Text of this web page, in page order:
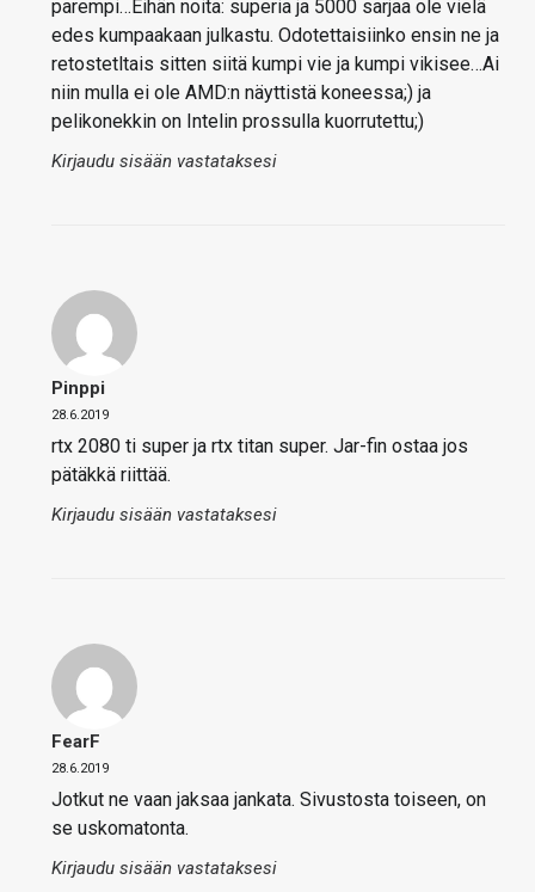
parempi…Eihän noita: superia ja 5000 sarjaa ole vielä
edes kumpaakaan julkastu. Odotettaisiinko ensin ne ja
retostetltais sitten siitä kumpi vie ja kumpi vikisee…Ai
niin mulla ei ole AMD:n näyttistä koneessa;) ja
pelikonekkin on Intelin prossulla kuorrutettu;)
Kirjaudu sisään vastataksesi
Pinppi
28.6.2019
rtx 2080 ti super ja rtx titan super. Jar-fin ostaa jos
pätäkkä riittää.
Kirjaudu sisään vastataksesi
FearF
28.6.2019
Jotkut ne vaan jaksaa jankata. Sivustosta toiseen, on
se uskomatonta.
Kirjaudu sisään vastataksesi